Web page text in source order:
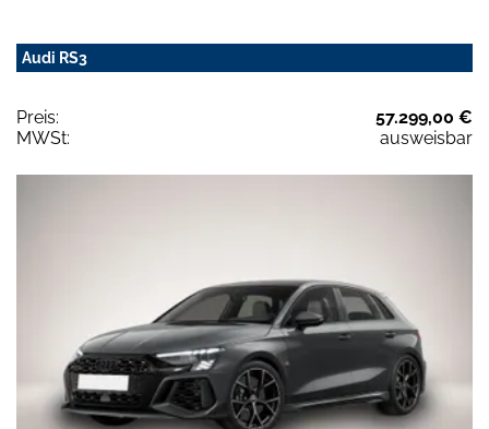
Audi RS3
Preis:
57.299,00 €
MWSt:
ausweisbar